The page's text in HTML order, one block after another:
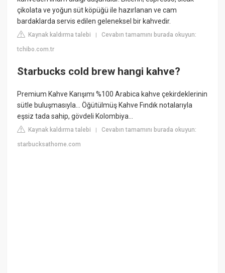
çikolata ve yoğun süt köpüğü ile hazırlanan ve cam
bardaklarda servis edilen geleneksel bir kahvedir.
Kaynak kaldırma talebi |Cevabın tamamını burada okuyun:
tchibo.com.tr
Starbucks cold brew hangi kahve?
Premium Kahve Karışımı %100 Arabica kahve çekirdeklerinin
sütle buluşmasıyla... Öğütülmüş Kahve Fındık notalarıyla
eşsiz tada sahip, gövdeli Kolombiya...
Kaynak kaldırma talebi |Cevabın tamamını burada okuyun:
starbucksathome.com